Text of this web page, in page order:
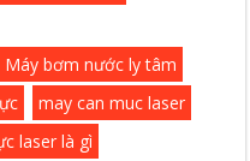
Máy bơm nước ly tâm
may can muc laser
laser là gì